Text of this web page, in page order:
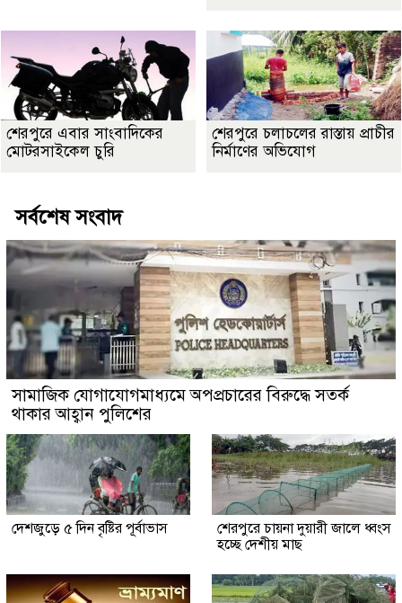
শেরপুরে এবার সাংবাদিকের
মোটরসাইকেল চুরি
শেরপুরে চলাচলের রাস্তায় প্রাচীর
নির্মাণের অভিযোগ
সর্বশেষ সংবাদ
সামাজিক যোগাযোগমাধ্যমে অপপ্রচারের বিরুদ্ধে সতর্ক
থাকার আহ্বান পুলিশের
দেশজুড়ে ৫ দিন বৃষ্টির পূর্বাভাস
শেরপুরে চায়না দুয়ারী জালে ধ্বংস
হচ্ছে দেশীয় মাছ